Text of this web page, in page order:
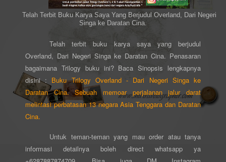
Telah Terbit Buku Karya Saya Yang Berjudul Overland, Dari Negeri
Singa ke Daratan Cina.
Telah terbit buku karya saya yang berjudul
Overland, Dari Negeri Singa ke Daratan Cina. Penasaran
bagaimana Trilogy buku ini? Baca Sinopsis lengkapnya
disini : Buku Trilogy Overland - Dari Negeri Singa ke
Daratan Cina. Sebuah memoar perjalanan jalur darat
melintasi perbatasan 13 negara Asia Tenggara dan Daratan
Cina.
Untuk teman-teman yang mau order atau tanya
informasi detailnya boleh direct whatsapp ya